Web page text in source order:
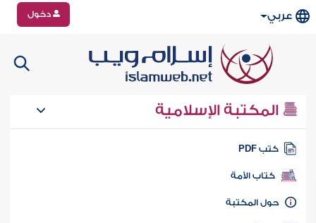
عربي دخول
المكتبة الإسلامية
كتب PDF
كتاب الأمة